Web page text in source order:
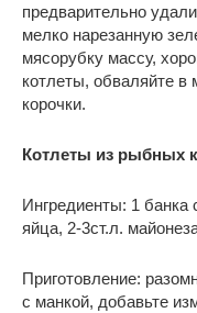
предварительно
мелко нарезанную
мясорубку массу,
котлеты, обваляйте в
корочки.
Котлеты из рыбных
Ингредиенты: 1 банка
яйца, 2-3ст.л.
Приготовление:
с манкой, добавьте